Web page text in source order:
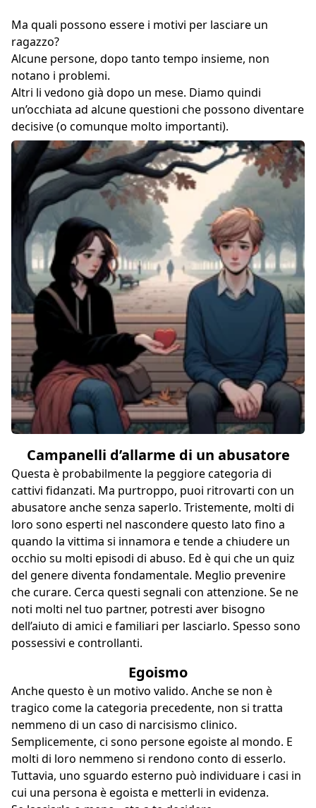
Ma quali possono essere i motivi per lasciare un
ragazzo?
Alcune persone, dopo tanto tempo insieme, non
notano i problemi.
Altri li vedono già dopo un mese. Diamo quindi
un’occhiata ad alcune questioni che possono diventare
decisive (o comunque molto importanti).
Campanelli d’allarme di un abusatore
Questa è probabilmente la peggiore categoria di
cattivi fidanzati. Ma purtroppo, puoi ritrovarti con un
abusatore anche senza saperlo. Tristemente, molti di
loro sono esperti nel nascondere questo lato fino a
quando la vittima si innamora e tende a chiudere un
occhio su molti episodi di abuso. Ed è qui che un quiz
del genere diventa fondamentale. Meglio prevenire
che curare. Cerca questi segnali con attenzione. Se ne
noti molti nel tuo partner, potresti aver bisogno
dell’aiuto di amici e familiari per lasciarlo. Spesso sono
possessivi e controllanti.
Egoismo
Anche questo è un motivo valido. Anche se non è
tragico come la categoria precedente, non si tratta
nemmeno di un caso di narcisismo clinico.
Semplicemente, ci sono persone egoiste al mondo. E
molti di loro nemmeno si rendono conto di esserlo.
Tuttavia, uno sguardo esterno può individuare i casi in
cui una persona è egoista e metterli in evidenza.